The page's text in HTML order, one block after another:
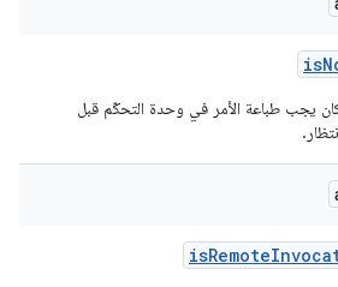
is
كان يجب طباعة الأمر في وحدة التحكّم قبل
isRemote